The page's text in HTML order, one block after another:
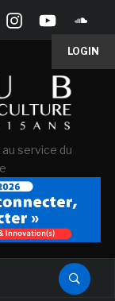
LOGIN
service du